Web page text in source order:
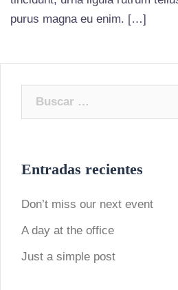
purus magna eu enim. […]
Entradas recientes
Don’t miss our next event
A day at the office
Just a simple post